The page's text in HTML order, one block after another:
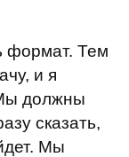
формат. Тем
и я
должны
сказать,
Мы